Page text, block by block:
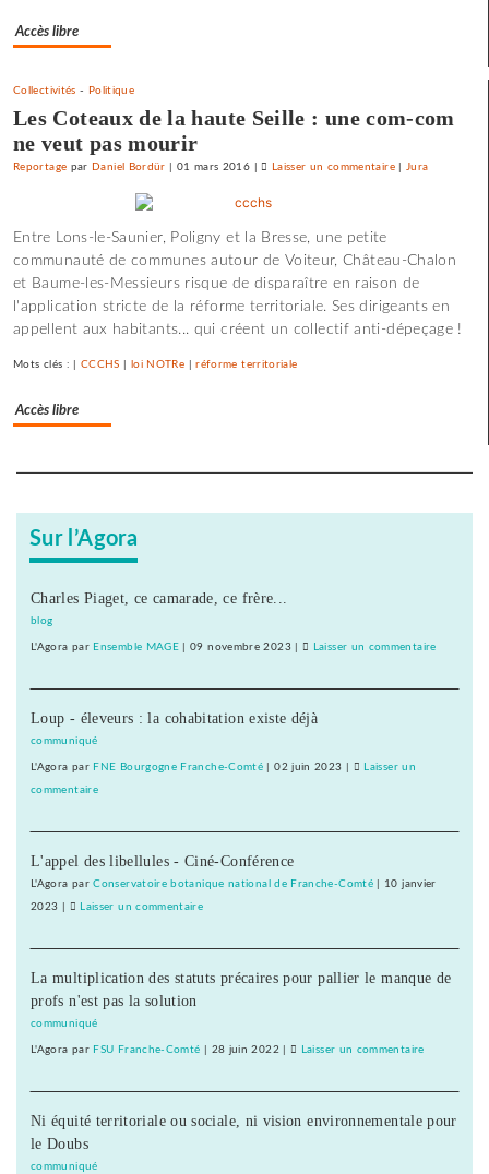
Accès libre
Collectivités - Politique
Les Coteaux de la haute Seille : une com-com
ne veut pas mourir
Reportage par Daniel Bordür 01 mars 2016 Laisser un commentaireon
échappe
au
démantèlement
|Jura
Entre Lons-le-Saunier, Poligny et la Bresse, une petite
communauté de communes autour de Voiteur, Château-Chalon
et Baume-les-Messieurs risque de disparaître en raison de
l'application stricte de la réforme territoriale. Ses dirigeants en
appellent aux habitants... qui créent un collectif anti-dépeçage !
Mots clés : |CCCHS loi NOTRe |réforme territoriale
Accès libre
Separateur
Sur l’Agora
Charles Piaget, ce camarade, ce frère...
blog
L'Agora par Ensemble MAGE |09 novembre 2023| Laisser un commentaire
Haute-
Loup - éleveurs : la cohabitation existe déjà
communiqué
L'Agora par FNE Bourgogne Franche-Comté |02 juin 2023 Laisser un
commentaireon
Haute-
Seille
échappe
au
L'appel des libellules - Ciné-Conférence
L'Agora parConservatoire botanique national de Franche-Comté| 10 janvier
2023 Laisser un commentaire
Haute-
Seille
démantèlement
La multiplication des statuts précaires pour pallier le manque de
profs n'est pas la solution
communiqué
L'Agora par FSU Franche-Comté 28 juin 2022| Laisser un commentaire
Haute-
Seille
Ni équité territoriale ou sociale, ni vision environnementale pour
le Doubs
communiqué